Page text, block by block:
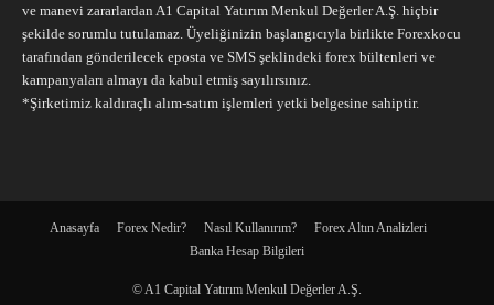
ve manevi zararlardan A1 Capital Yatırım Menkul Değerler A.Ş. hiçbir
şekilde sorumlu tutulamaz. Üyeliğinizin başlangıcıyla birlikte Forexkocu
tarafından gönderilecek eposta ve SMS şeklindeki forex bültenleri ve
kampanyaları almayı da kabul etmiş sayılırsınız.
*Şirketimiz kaldıraçlı alım-satım işlemleri yetki belgesine sahiptir.
Anasayfa Forex Nedir? Nasıl Kullanırım?
Forex Altın Analizleri
Banka Hesap Bilgileri
© A1 Capital Yatırım Menkul Değerler A.Ş.